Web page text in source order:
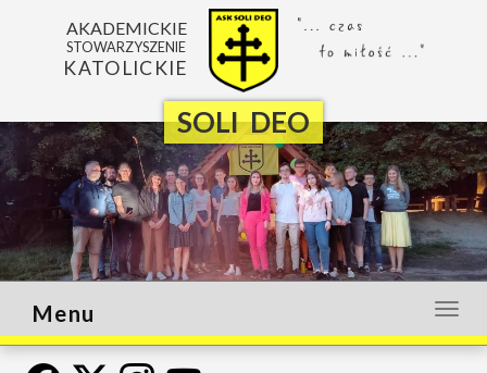
SOLI DEO
AKADEMICKIE
STOWARZYSZENIE
KATOLICKIE
lub
Menu